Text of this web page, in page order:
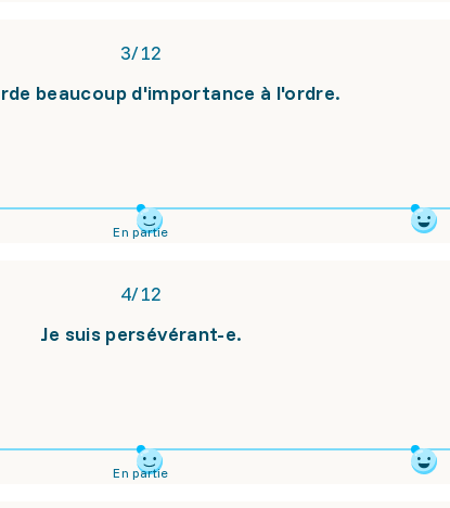
3/12
beaucoup d'importance à l'ordre.
En partie
4/12
Je suis persévérant-e.
En partie